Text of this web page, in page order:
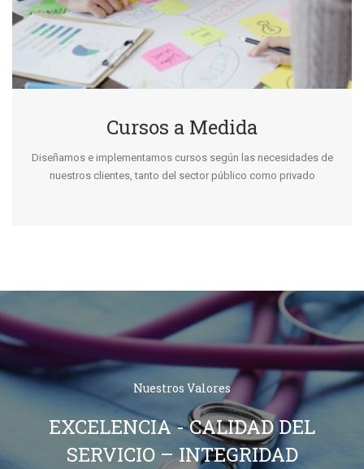
Cursos a Medida
Diseñamos e implementamos cursos según las necesidades de
nuestros clientes, tanto del sector público como privado
Nuestros Valores
EXCELENCIA - CALIDAD DEL
SERVICIO – INTEGRIDAD